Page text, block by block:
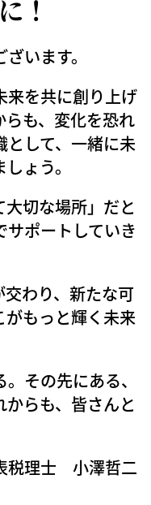
！
います。
来を共に創り上げ
らも、変化を恐れ
として、一緒に未
ょう。
切な場所」だと
ポートしていき
わり、新たな可
がもっと輝く未来
その先にある、
らも、皆さんと
税理士 小澤哲二